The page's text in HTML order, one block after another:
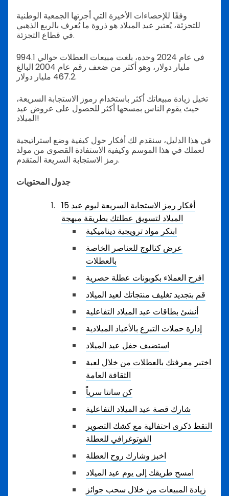
وفقًا للإحصاءات الأخيرة التي أجرتها الجمعية الوطنية
للتجزئة، يُعتبر عيد الميلاد هو ذروة ما يُعرف بالربع الذهبي
في قطاع التجزئة.
في عام 2024 وحده، بلغت مبيعات العطلات حوالي 994.1
مليار دولار، وهو أكثر من ضعف رقم عام 2004 البالغ
467.2 مليار دولار.
تخيل زيادة مبيعاتك أكثر باستخدام رموز الاستجابة السريعة،
حيث يقوم الناس بمسحها أكثر للحصول على عروض عيد
الميلاد!
في هذا الدليل، سنقدم لك أفكار حول كيفية وضع استراتيجية
لعملك في هذا الموسم وكيفية الاستفادة القصوى من مولد
رمز الاستجابة السريعة المتقدم.
جدول المحتويات
15 أفكار رمز الاستجابة السريعة ليوم عيد
الميلاد لتسويق عطلتك بطريقة مبهجة
ابتكر مواد ترويجية ديناميكية
عرض كتالوج للعناصر الخاصة
بالعطلات
افرح العملاء بكوبونات عطلة حصرية
قم بتجديد تغليف منتجاتك لعيد الميلاد
أنشئ بطاقات عيد الميلاد التفاعلية
إدارة حملات التبرع بالأعياد الميلادية
استضيف حفل عيد الميلاد
اختبر معرفتك بالعطلات من خلال لعبة
الثقافة العامة
كن سانتا سرياً
شارك قصة عيد الميلاد التفاعلية
التقط ذكرى احتفالية مع كشك التصوير
الفوتوغرافي للعطلة
اخبز وشارك روح العطلة
امسح طريقك إلى يوم عيد الميلاد
زيادة المبيعات من خلال سحب جوائز